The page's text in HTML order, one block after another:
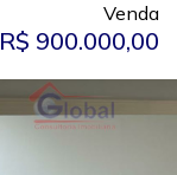
Venda
R$ 900.000,00